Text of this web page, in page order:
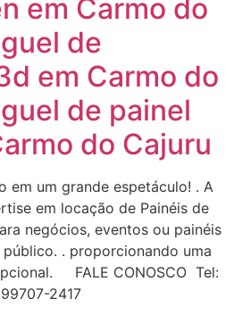
em Carmo do
de
em Carmo do
de painel
do Cajuru
em um grande espetáculo! . A
em locação de Painéis de
negócios, eventos ou painéis
. proporcionando uma
FALE CONOSCO Tel:
2417